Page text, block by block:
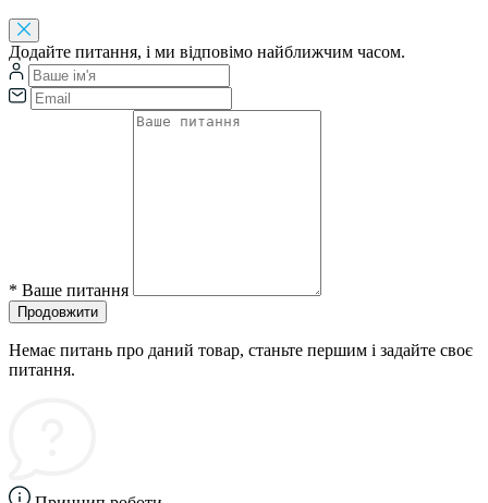
Додайте питання, і ми відповімо найближчим часом.
* Ваше питання
Продовжити
Немає питань про даний товар, станьте першим і задайте своє
питання.